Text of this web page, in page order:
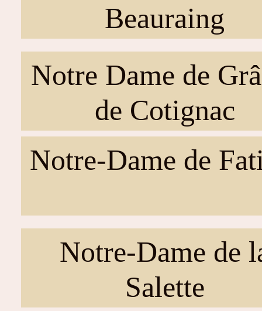
Beauraing
Notre Dame de
de Cotignac
Notre-Dame de
Notre-Dame de
Salette